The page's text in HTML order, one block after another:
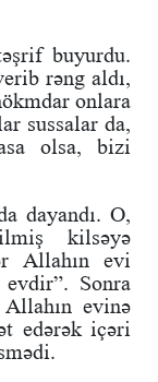
buyurdu.
rəng aldı,
onlara
sussalar da,
olsa, bizi
dayandı. O,
kilsəyə
Allahın evi
Sonra
evinə
edərək içəri